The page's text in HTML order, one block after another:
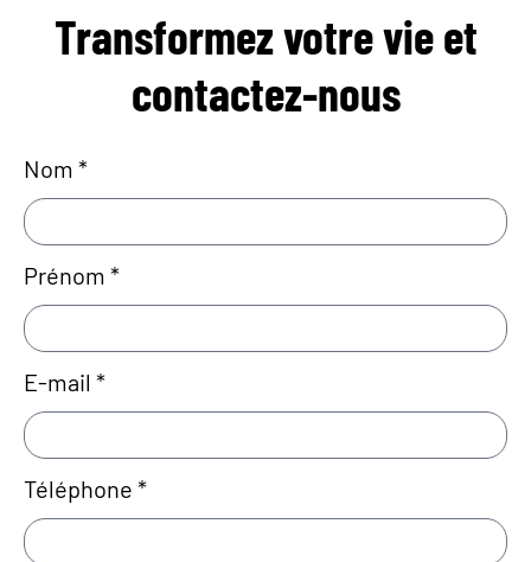
Transformez votre vieet
contactez-nous
Nom *
Prénom *
E-mail *
Téléphone *